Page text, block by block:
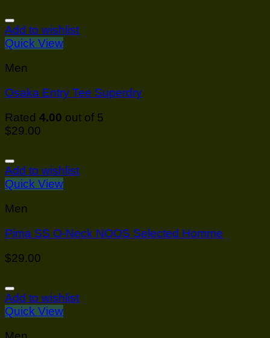
Add to wishlist
Quick View
Men
Osaka Entry Tee Superdry
Rated 4.00 out of 5
$29.00
Add to wishlist
Quick View
Men
Pima SS O-Neck NOOS Selected Homme
$29.00
Add to wishlist
Quick View